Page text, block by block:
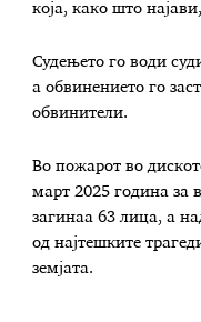
која, како што
Судењето го води
а обвинението го
обвинители.
Во пожарот во
март 2025 година за
загинаа 63 лица, а
од најтешките
земјата.